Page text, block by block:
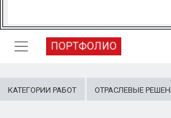
ПОРТФОЛИО
КАТЕГОРИИ РАБОТ ОТРАСЛЕВЫЕ